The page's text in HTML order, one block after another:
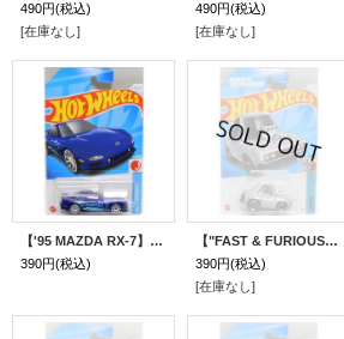
490円(税込)
[在庫なし]
490円(税込)
[在庫なし]
【'95 MAZDA RX-7】BLUE/10SP
390円(税込)
【"FAST & FURIOUS" '70 DODGE CHARGER (TOONED)】LT.GRAY/5SP
390円(税込)
[在庫なし]